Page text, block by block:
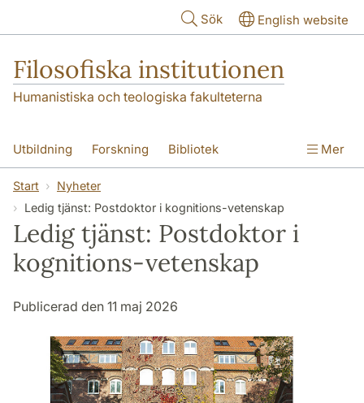
Sök English website
Filosofiska institutionen
Humanistiska och teologiska fakulteterna
Utbildning Forskning Bibliotek
Personal Kontakt
Mer
Start
Nyheter
Ledig tjänst: Postdoktor i kognitions-vetenskap
Ledig tjänst: Postdoktor i
kognitions-vetenskap
Publicerad den 11 maj 2026